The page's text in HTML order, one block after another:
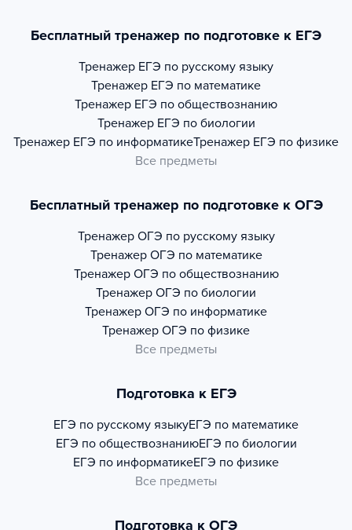
Бесплатный тренажер по подготовке к ЕГЭ
Тренажер ЕГЭ по русскому языку
Тренажер ЕГЭ по математике
Тренажер ЕГЭ по обществознанию
Тренажер ЕГЭ по биологии
Тренажер ЕГЭ по информатикеТренажер ЕГЭ по физике
Все предметы
Бесплатный тренажер по подготовке к ОГЭ
Тренажер ОГЭ по русскому языку
Тренажер ОГЭ по математике
Тренажер ОГЭ по обществознанию
Тренажер ОГЭ по биологии
Тренажер ОГЭ по информатике
Тренажер ОГЭ по физике
Все предметы
Подготовка к ЕГЭ
ЕГЭ по русскому языкуЕГЭ по математике
ЕГЭ по обществознаниюЕГЭ по биологии
ЕГЭ по информатикеЕГЭ по физике
Все предметы
Подготовка к ОГЭ